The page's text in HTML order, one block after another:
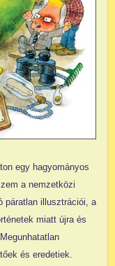
egy hagyományos
a nemzetközi
páratlan illusztrációi, a
miatt újra és
és eredetiek.